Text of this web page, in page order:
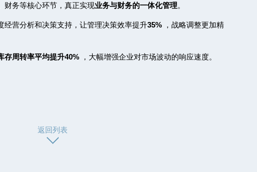
财务等核心环节，真正实现业务与财务的一体化管理。
经营分析和决策支持，让管理决策效率提升35%
，战略调整更加精
存周转率平均提升40% ，大幅增强企业对市场波动的响应速度。
返回列表